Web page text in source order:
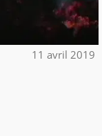
11 avril 2019